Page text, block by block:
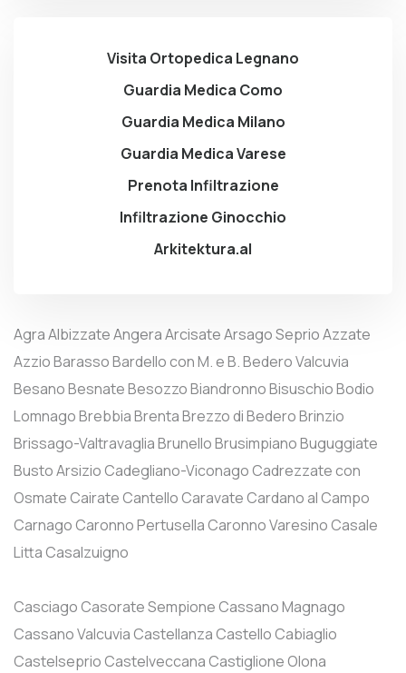
Visita Ortopedica Legnano
Guardia Medica Como
Guardia Medica Milano
Guardia Medica Varese
Prenota Infiltrazione
Infiltrazione Ginocchio
Arkitektura.al
AgraAlbizzateAngeraArcisateArsago SeprioAzzate
AzzioBarassoBardello con M. e B.Bedero Valcuvia
BesanoBesnateBesozzoBiandronnoBisuschioBodio
LomnagoBrebbiaBrentaBrezzo di BederoBrinzio
Brissago-ValtravagliaBrunelloBrusimpianoBuguggiate
Busto Arsizio Cadegliano-Viconago Cadrezzate con
Osmate Cairate Cantello Caravate Cardano al Campo
Carnago Caronno Pertusella Caronno Varesino Casale
Litta Casalzuigno
Casciago Casorate Sempione Cassano Magnago
Cassano Valcuvia Castellanza Castello Cabiaglio
Castelseprio Castelveccana Castiglione Olona